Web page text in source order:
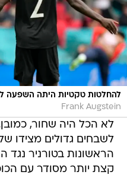
להחלטות טקטיות היתה השפעה
Frank Augstein
לא הכל היה שחור,
לשבחים גדולים מצידו
הראשונות בטורניר